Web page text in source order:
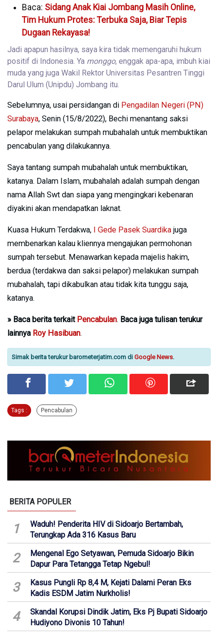
Baca: Sidang Anak Kiai Jombang Masih Online,
Tim Hukum Protes: Terbuka Saja, Biar Tepis
Dugaan Rekayasa!
Jadi apapun hasilnya, saya kira tidak memengaruhi hukum
positif di Indonesia. Ya monggo, enggak apa-apa, imbuh kiai
muda yang juga Wakil Rektor Universitas Pesantren Tinggi
Darul Ulum (Unipdu) Jombang itu.
Sebelumnya, usai persidangan di Pengadilan Negeri (PN)
Surabaya, Senin (15/8/2022), Bechi menantang saksi
pelapor melakukan sumpah mubahalah untuk membuktikan
pencabulan yang dilakukannya.
Saya tantang sumpah mubahalah untuk membuktikan,
katanya. Dalam Islam, mubahalah adalah sumpah dengan
nama Allah Swt dan siapa yang mengingkari kebenaran
diyakini akan mendapatkan laknat.
Kuasa Hukum Terdakwa, I Gede Pasek Suardika juga
membenarkan kalau kliennya mengajukan permohonan
sumpah tersebut. Menawarkan kepada majelis hakim,
berdua (terdakwa dan saksi pelapor) melakukan sumpah
mubahalah, tapi dikabulkan atau tidak kita tunggu saja,
katanya.
» Baca berita terkait Pencabulan. Baca juga tulisan terukur
lainnya Roy Hasibuan.
Simak berita terukur barometerjatim.com di Google News.
Tags : Pencabulan
BERITA POPULER
1
Waduh! Penderita HIV di Sidoarjo Bertambah,
Terungkap Ada 316 Kasus Baru
2
Mengenal Ego Setyawan, Pemuda Sidoarjo Bikin
Dapur Para Tetangga Tetap Ngebul!
3
Kasus Pungli Rp 8,4 M, Kejati Dalami Peran Eks
Kadis ESDM Jatim Nurkholis!
4
Skandal Korupsi Dindik Jatim, Eks Pj Bupati Sidoarjo
Hudiyono Divonis 10 Tahun!